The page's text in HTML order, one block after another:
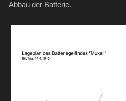
Abbau der Batterie.